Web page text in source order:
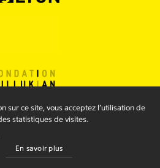
sur ce site, vous acceptez l’utilisation de
statistiques de visites.
En savoir plus